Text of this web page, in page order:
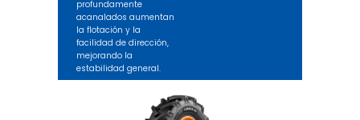
profundamente
acanalados aumentan
la flotación y la
facilidad de dirección,
mejorando la
estabilidad general.